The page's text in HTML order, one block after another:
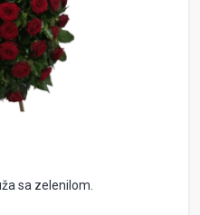
sa zelenilom.